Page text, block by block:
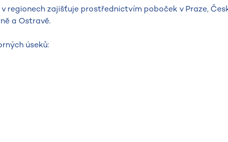
regionech zajišťuje prostřednictvím poboček v Praze,
a Ostravě.
úseků: